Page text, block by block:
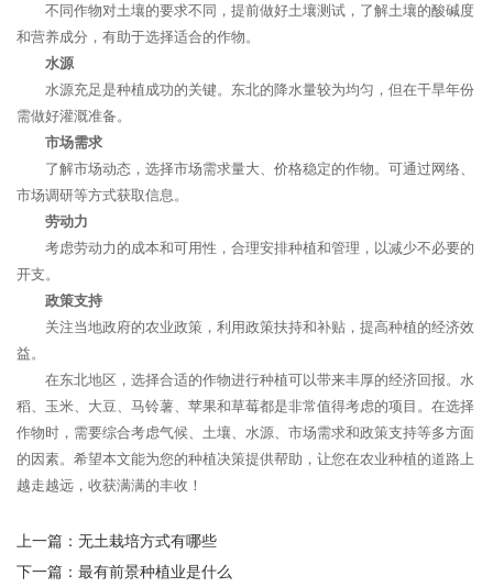
不同作物对土壤的要求不同，提前做好土壤测试，了解土壤的酸碱度
和营养成分，有助于选择适合的作物。
水源
水源充足是种植成功的关键。东北的降水量较为均匀，但在干旱年份
需做好灌溉准备。
市场需求
了解市场动态，选择市场需求量大、价格稳定的作物。可通过网络、
市场调研等方式获取信息。
劳动力
考虑劳动力的成本和可用性，合理安排种植和管理，以减少不必要的
开支。
政策支持
关注当地政府的农业政策，利用政策扶持和补贴，提高种植的经济效
益。
在东北地区，选择合适的作物进行种植可以带来丰厚的经济回报。水
稻、玉米、大豆、马铃薯、苹果和草莓都是非常值得考虑的项目。在选择
作物时，需要综合考虑气候、土壤、水源、市场需求和政策支持等多方面
的因素。希望本文能为您的种植决策提供帮助，让您在农业种植的道路上
越走越远，收获满满的丰收！
上一篇： 无土栽培方式有哪些
下一篇： 最有前景种植业是什么